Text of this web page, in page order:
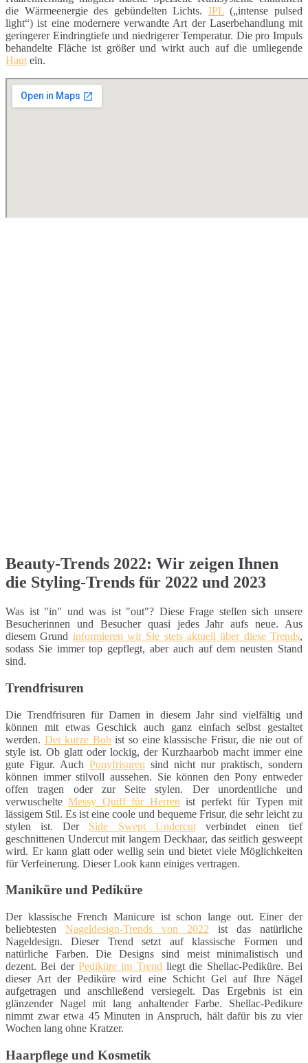
die Wärmeenergie des gebündelten Lichts. IPL(„intense pulsed
light“) ist eine modernere verwandte Art der Laserbehandlung mit
geringerer Eindringtiefe und niedrigerer Temperatur. Die pro Impuls
behandelte Fläche ist größer und wirkt auch auf die umliegende
Hautein.
Beauty-Trends 2022: Wir zeigen Ihnen
die Styling-Trends für 2022 und 2023
Was ist "in" und was ist "out"? Diese Frage stellen sich unsere
Besucherinnen und Besucher quasi jedes Jahr aufs neue. Aus
diesem Grund informieren wir Sie stets aktuell über diese Trends,
sodass Sie immer top gepflegt, aber auch auf dem neusten Stand
sind.
Trendfrisuren
Die Trendfrisuren für Damen in diesem Jahr sind vielfältig und
können mit etwas Geschick auch ganz einfach selbst gestaltet
werden. Der kurze Bobist so eine klassische Frisur, die nie out of
style ist. Ob glatt oder lockig, der Kurzhaarbob macht immer eine
gute Figur. Auch Ponyfrisuren sind nicht nur praktisch, sondern
können immer stilvoll aussehen. Sie können den Pony entweder
offen tragen oder zur Seite stylen. Der unordentliche und
verwuschelteMessy Quiff für Herren ist perfekt für Typen mit
lässigem Stil. Es ist eine coole und bequeme Frisur, die sehr leicht zu
stylen ist. Der Side Swept Undercutverbindet einen tief
geschnittenen Undercut mit langem Deckhaar, das seitlich gesweept
wird. Er kann glatt oder wellig sein und bietet viele Möglichkeiten
für Verfeinerung. Dieser Look kann einiges vertragen.
Maniküre und Pediküre
Der klassische French Manicure ist schon lange out. Einer der
beliebtesten Nageldesign-Trends von 2022 ist das natürliche
Nageldesign. Dieser Trend setzt auf klassische Formen und
natürliche Farben. Die Designs sind meist minimalistisch und
dezent. Bei der Pediküre im Trend liegt die Shellac-Pediküre. Bei
dieser Art der Pediküre wird eine Schicht Gel auf Ihre Nägel
aufgetragen und anschließend versiegelt. Das Ergebnis ist ein
glänzender Nagel mit lang anhaltender Farbe. Shellac-Pedikure
nimmt zwar etwa 45 Minuten in Anspruch, hält dafür bis zu vier
Wochen lang ohne Kratzer.
Haarpflege und Kosmetik